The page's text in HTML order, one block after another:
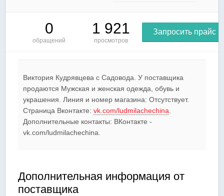
0
обращений
1 921
просмотров
Запросить прайс
Виктория Кудрявцева c Садовода. У поставщика
продаются Мужская и женская одежда, обувь и
украшения. Линия и номер магазина: Отсутствует.
Страница Вконтакте: vk.com/ludmilachechina
Дополнительные контакты: ВКонтакте -
vk.com/ludmilachechina.
Дополнительная информация от
поставщика